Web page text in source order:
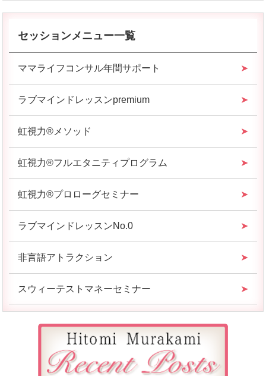
セッションメニュー一覧
ママライフコンサル年間サポート
ラブマインドレッスンpremium
虹視力®︎メソッド
虹視力®︎フルエタニティプログラム
虹視力®︎プロローグセミナー
ラブマインドレッスンNo.0
非言語アトラクション
スウィーテストマネーセミナー